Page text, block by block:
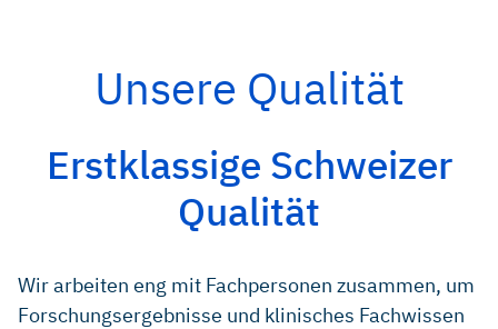
Unsere Qualität
Erstklassige Schweizer
Qualität
Wir arbeiten eng mit Fachpersonen zusammen, um
Forschungsergebnisse und klinisches Fachwissen